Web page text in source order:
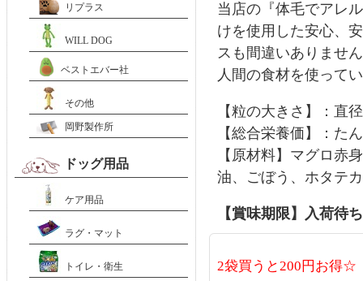
当店の『体毛でアレ
けを使用した安心、
スも間違いありませ
人間の食材を使って
【粒の大きさ】：直
【総合栄養価】：
【原材料】マグロ赤
油、ごぼう、ホタテ
【賞味期限】入荷待
2袋買うと200円お得☆
リプラス
WILL DOG
ベストエバー社
その他
岡野製作所
ドッグ用品
ケア用品
ラグ・マット
トイレ・衛生